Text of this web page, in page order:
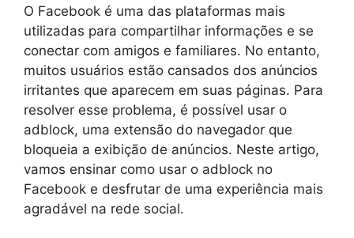
O Facebook é uma das plataformas mais
utilizadas para compartilhar informações e se
conectar com amigos e familiares. No entanto,
muitos usuários estão cansados dos anúncios
irritantes que aparecem em suas páginas. Para
resolver esse problema, é possível usar o
adblock, uma extensão do navegador que
bloqueia a exibição de anúncios. Neste artigo,
vamos ensinar como usar o adblock no
Facebook e desfrutar de uma experiência mais
agradável na rede social.